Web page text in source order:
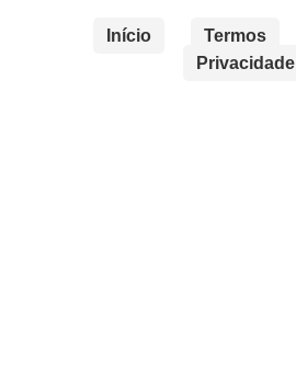
Início Termos
Privacidade